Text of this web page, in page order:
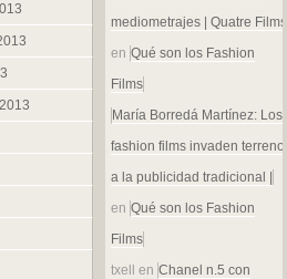
mediometrajes | Quatre Films
en Qué son los Fashion
Films
María Borredá Martínez: Los
fashion films invaden terreno
a la publicidad tradicional |
en Qué son los Fashion
Films
txell
en Chanel n.5 con